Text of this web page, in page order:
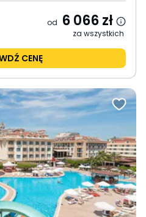
od 6 066zł
za wszystkich
CENĘ